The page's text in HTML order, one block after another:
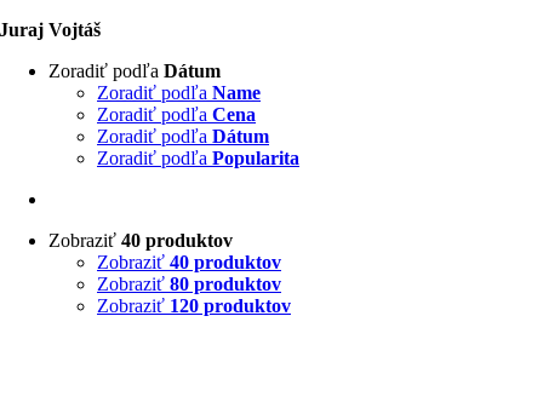
Juraj Vojtáš
Zoradiť podľa Dátum
Zoradiť podľa Name
Zoradiť podľa Cena
Zoradiť podľa Dátum
Zoradiť podľa Popularita
Zobraziť 40 produktov
Zobraziť 40 produktov
Zobraziť 80 produktov
Zobraziť 120 produktov